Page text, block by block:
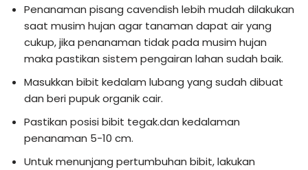
Penanaman pisang cavendish lebih mudah dilakukan
saat musim hujan agar tanaman dapat air yang
cukup, jika penanaman tidak pada musim hujan
maka pastikan sistem pengairan lahan sudah baik.
Masukkan bibit kedalam lubang yang sudah dibuat
dan beri pupuk organik cair.
Pastikan posisi bibit tegak.dan kedalaman
penanaman 5-10 cm.
Untuk menunjang pertumbuhan bibit, lakukan